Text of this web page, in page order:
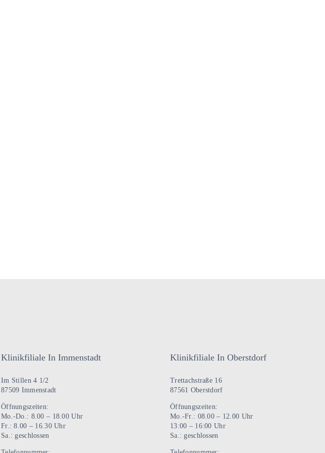
Klinikfiliale In Immenstadt
Im Stillen 4 1/2
87509 Immenstadt
Öffnungszeiten:
Mo.-Do.: 8.00 – 18.00 Uhr
Fr.: 8.00 – 16.30 Uhr
Sa.: geschlossen
Klinikfiliale In Oberstdorf
Trettachstraße 16
87561 Oberstdorf
Öffnungszeiten:
Mo.-Fr.: 08.00 – 12.00 Uhr
13:00 – 16:00 Uhr
Sa.: geschlossen